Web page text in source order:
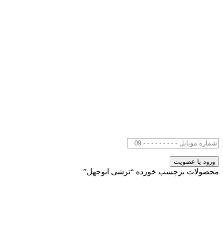
محصولات برچسب خورده “ترشی ابوجهل”